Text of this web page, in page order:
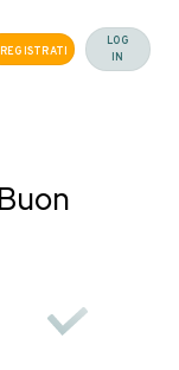
REGISTRATI
LOG
IN